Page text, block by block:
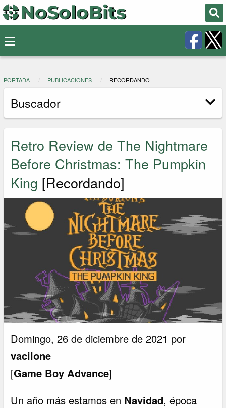
PORTADA PUBLICACIONES RECORDANDO
Buscador
Retro Review de The Nightmare
Before Christmas: The Pumpkin
King [Recordando]
Domingo, 26 de diciembre de 2021 por
vacilone
[Game Boy Advance]
Un año más estamos en Navidad, época